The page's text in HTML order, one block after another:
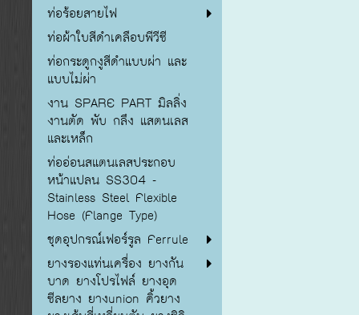
ท่อร้อยสายไฟ
ท่อผ้าใบสีดำเคลือบพีวีซี
ท่อกระดูกงูสีดำแบบผ่า และ
แบบไม่ผ่า
งาน SPARE PART มิลลิ่ง
งานตัด พับ กลึง แสตนเลส
และเหล็ก
ท่ออ่อนสแตนเลสประกอบ
หน้าแปลน SS304 -
Stainless Steel Flexible
Hose (Flange Type)
ชุดอุปกรณ์เฟอร์รูล Ferrule
ยางรองแท่นเครื่อง ยางกัน
บาด ยางโปรไฟล์ ยางอุด
ซีลยาง ยางunion คิ้วยาง